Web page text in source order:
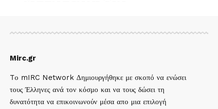
Mirc.gr
Tο mIRC Network Δημιουργήθηκε με σκοπό να ενώσει
τους Έλληνες ανά τον κόσμο και να τους δώσει τη
δυνατότητα να επικοινωνούν μέσα απο μια επιλογή